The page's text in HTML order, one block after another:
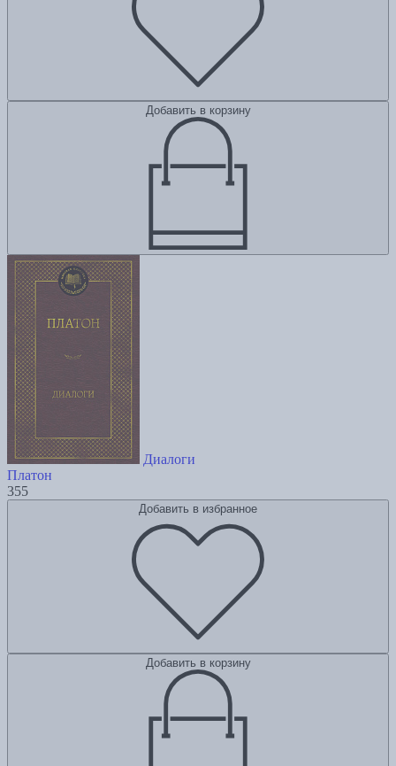
Добавить в корзину
Диалоги
Платон
355
Добавить в избранное
Добавить в корзину